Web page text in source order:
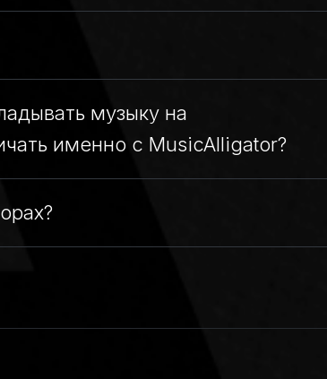
музыку на
именно с MusicAlligator?